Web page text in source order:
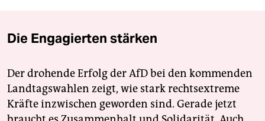
Die Engagierten stärken
Der drohende Erfolg der AfD bei den kommenden
Landtagswahlen zeigt, wie stark rechtsextreme
Kräfte inzwischen geworden sind. Gerade jetzt